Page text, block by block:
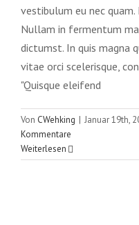
vestibulum eu nec
Nullam in fermentum
dictumst. In quis magna
vitae orci scelerisque,
"Quisque eleifend
Von CWehking | Januar 19th,
Kommentare
Weiterlesen